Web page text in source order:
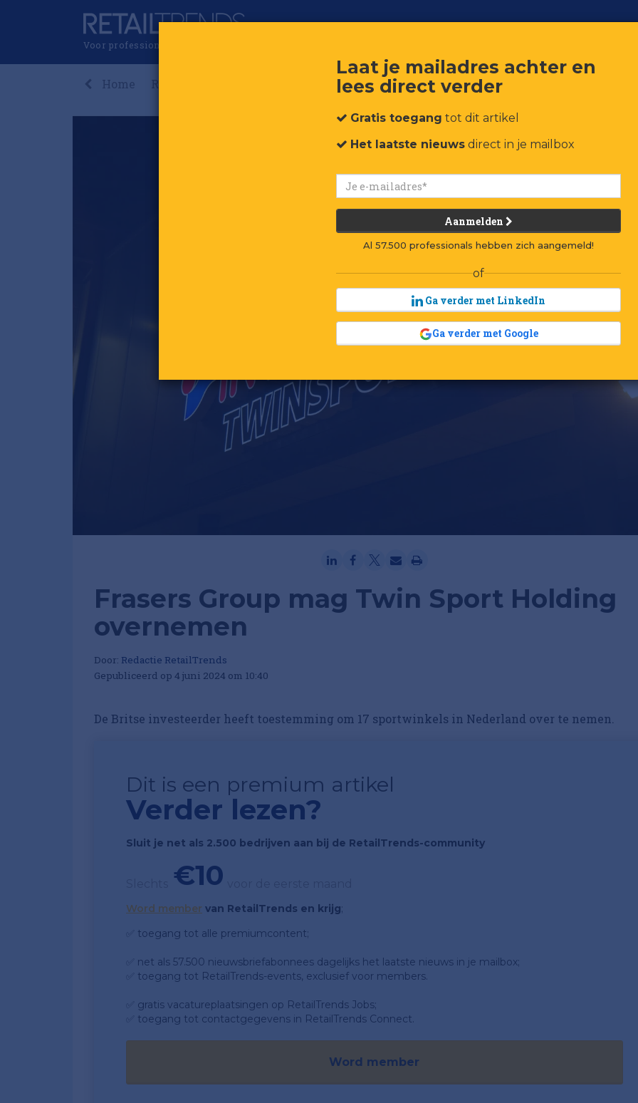
Voor professionals in retail & brands
Home Recent Events Connect Jobs
Frasers Group mag Twin Sport Holding
overnemen
Door: Redactie RetailTrends
Gepubliceerd op 4 juni 2024 om 10:40
De Britse investeerder heeft toestemming om 17 sportwinkels in Nederland over te nemen.
Dit is een premium artikel
Verder lezen?
Sluit je net als 2.500 bedrijven aan bij de RetailTrends-community
€10
Word member van RetailTrends en krijg;
✅ toegang tot alle premiumcontent;
✅ net als 57.500 nieuwsbriefabonnees dagelijks het laatste nieuws in je mailbox;
✅ toegang tot RetailTrends-events, exclusief voor members.
✅ gratis vacatureplaatsingen op RetailTrends Jobs;
✅ toegang tot contactgegevens in RetailTrends Connect.
Word member
Laat je mailadres achter en
lees direct verder
Gratis toegang tot dit artikel
Het laatste nieuws direct in je mailbox
Aanmelden
Al 57.500 professionals hebben zich aangemeld!
of
Ga verder met LinkedIn
Ga verder met Google